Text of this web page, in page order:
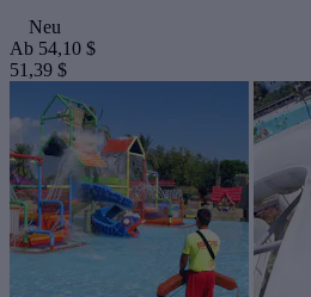
Neu
Ab 54,10 $
51,39 $